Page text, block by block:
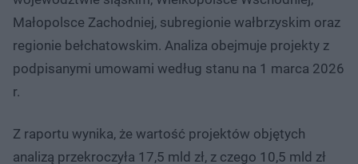
Małopolsce Zachodniej, subregionie wałbrzyskim oraz
regionie bełchatowskim. Analiza obejmuje projekty z
podpisanymi umowami według stanu na 1 marca 2026
r.
Z raportu wynika, że wartość projektów objętych
analizą przekroczyła 17,5 mld zł, z czego 10,5 mld zł